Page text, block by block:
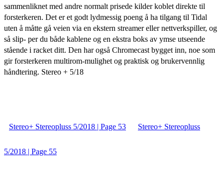
sammenliknet med andre normalt prisede kilder koblet direkte til
forsterkeren. Det er et godt lydmessig poeng å ha tilgang til Tidal
uten å måtte gå veien via en ekstern streamer eller nettverkspiller, og
så slip- per du både kablene og en ekstra boks av ymse utseende
stående i racket ditt. Den har også Chromecast bygget inn, noe som
gir forsterkeren multirom-mulighet og praktisk og brukervennlig
håndtering. Stereo + 5/18
Stereo+ Stereopluss 5/2018 | Page 53 Stereo+ Stereopluss
5/2018 | Page 55